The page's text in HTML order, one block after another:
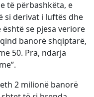
të përbashkëta, e
si derivat i luftës dhe
se pjesa veriore
banorë shqiptarë,
50. Pra, ndarja
2 milionë banorë